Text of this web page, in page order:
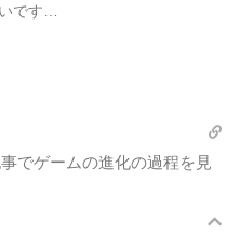
です…
でゲームの進化の過程を見